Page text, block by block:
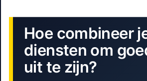
Hoe combineer
diensten om
uit te zijn?